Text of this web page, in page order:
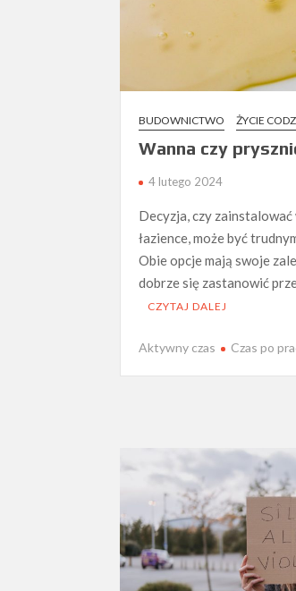
BUDOWNICTWO ŻYCIE
Wanna czy
4 lutego 2024
Decyzja, czy
łazience, może być
Obie opcje mają swoje
dobrze się zastanowić
CZYTAJ DALEJ
Aktywny czas Czas po